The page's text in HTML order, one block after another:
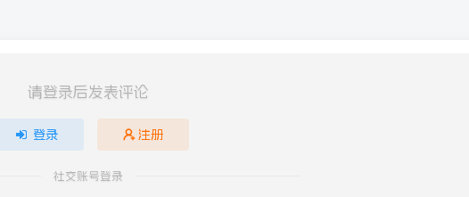
请登录后发表评论
登录 注册
社交账号登录